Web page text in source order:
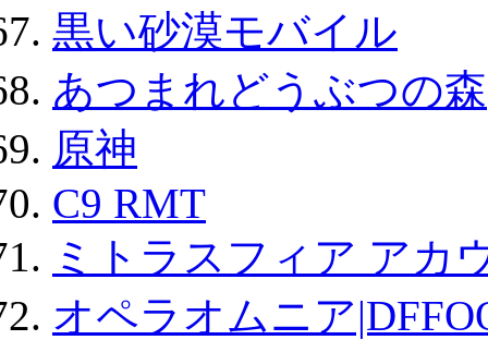
黒い砂漠モバイル
あつまれどうぶつの森
原神
C9 RMT
ミトラスフィア アカ
オペラオムニア